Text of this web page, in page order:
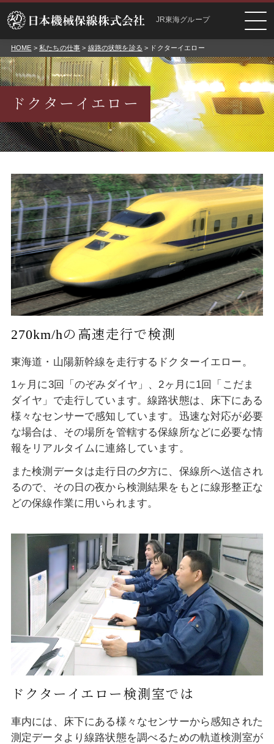
JR東海グループ
HOME >私たちの仕事 > 線路の状態を診る > ドクターイエロー
ドクターイエロー
270km/hの高速走行で検測
東海道・山陽新幹線を走行するドクターイエロー。
1ヶ月に3回「のぞみダイヤ」、2ヶ月に1回「こだま
ダイヤ」で走行しています。線路状態は、床下にある
様々なセンサーで感知しています。迅速な対応が必要
な場合は、その場所を管轄する保線所などに必要な情
報をリアルタイムに連絡しています。
また検測データは走行日の夕方に、保線所へ送信され
るので、その日の夜から検測結果をもとに線形整正な
どの保線作業に用いられます。
ドクターイエロー検測室では
車内には、床下にある様々なセンサーから感知された
測定データより線路状態を調べるための軌道検測室が